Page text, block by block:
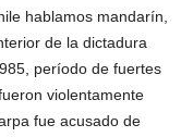
hablamos mandarín,
de la dictadura
período de fuertes
violentamente
fue acusado de